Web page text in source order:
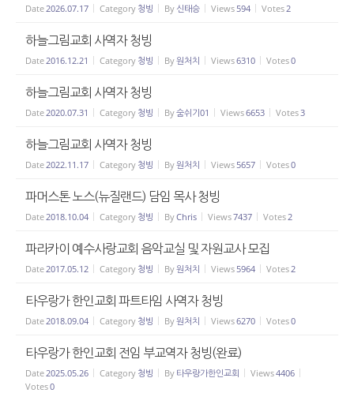
Date 2026.07.17 Category 청빙 By 신태승 Views 594 Votes 2
하늘그림교회 사역자 청빙
Date 2016.12.21 Category 청빙 By원처치 Views6310 Votes0
하늘그림교회 사역자 청빙
Date 2020.07.31 Category 청빙 By숨쉬기01 Views6653 Votes 3
하늘그림교회 사역자 청빙
Date 2022.11.17 Category 청빙 By원처치 Views 5657 Votes0
파머스톤 노스(뉴질랜드) 담임 목사 청빙
Date 2018.10.04 Category 청빙 ByChris Views7437 Votes 2
파라카이 예수사랑교회 음악교실 및 자원교사 모집
Date 2017.05.12 Category 청빙 By원처치 Views 5964 Votes 2
타우랑가 한인교회 파트타임 사역자 청빙
Date 2018.09.04 Category 청빙 By원처치 Views6270 Votes0
타우랑가 한인교회 전임 부교역자 청빙(완료)
Date 2025.05.26 Category 청빙 By 타우랑가한인교회 Views4406
Votes0